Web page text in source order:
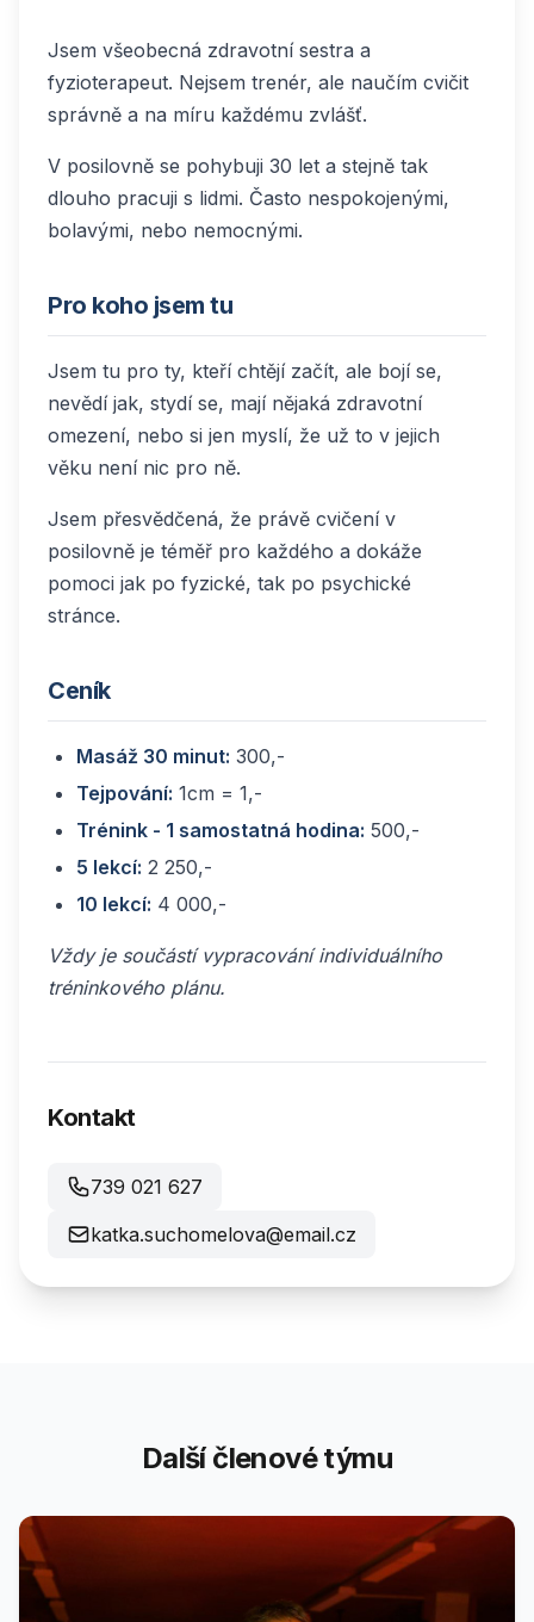
Jsem všeobecná zdravotní sestra a
fyzioterapeut. Nejsem trenér, ale naučím cvičit
správně a na míru každému zvlášť.
V posilovně se pohybuji 30 let a stejně tak
dlouho pracuji s lidmi. Často nespokojenými,
bolavými, nebo nemocnými.
Pro koho jsem tu
Jsem tu pro ty, kteří chtějí začít, ale bojí se,
nevědí jak, stydí se, mají nějaká zdravotní
omezení, nebo si jen myslí, že už to v jejich
věku není nic pro ně.
Jsem přesvědčená, že právě cvičení v
posilovně je téměř pro každého a dokáže
pomoci jak po fyzické, tak po psychické
stránce.
Ceník
Masáž 30 minut: 300,-
Tejpování: 1cm = 1,-
Trénink - 1 samostatná hodina: 500,-
5 lekcí: 2 250,-
10 lekcí: 4 000,-
Vždy je součástí vypracování individuálního
tréninkového plánu.
Kontakt
739 021 627
katka.suchomelova@email.cz
Další členové týmu